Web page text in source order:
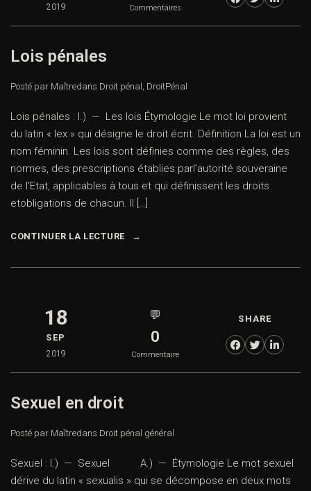
2019 Commentaires
Lois pénales
Posté par Maîtredans Droit pénal , DroitPénal
Lois pénales : I.) — Les lois Étymologie Le mot loi provient
du latin « lex » qui désigne le droit écrit. Définition La loi est un
nom féminin. Les lois sont définies comme des règles, des
normes, des prescriptions établies parl’autorité souveraine
de l’Etat, applicables à tous et qui définissent les droits
etobligations de chacun. Il […]
CONTINUER LA LECTURE
18
SEP
2019
💬
0
Commentaire
SHARE
Sexuel en droit
Posté par Maîtredans Droit pénal général
Sexuel : I.) — Sexuel A.) — Étymologie Le mot sexuel
dérive du latin « sexualis » qui se décompose en deux mots